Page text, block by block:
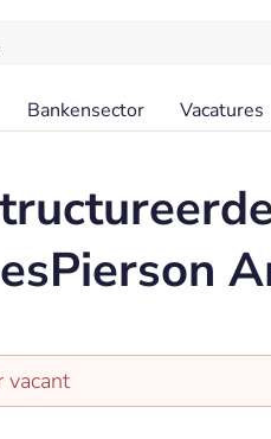
Bankensector Vacatures
vacant